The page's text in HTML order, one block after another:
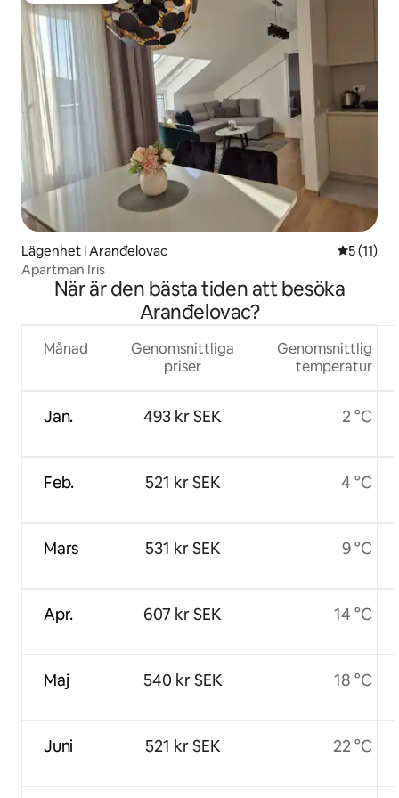
Lägenhet i Aranđelovac 5 av 5 i
5 (11)
Apartman Iris
När är den bästa tiden att besöka
Aranđelovac?
Månad
Jan.
Feb.
Mars
Apr.
Maj
Juni
Genomsnittliga
priser
493 kr SEK
521 kr SEK
531 kr SEK
607 kr SEK
540 kr SEK
521 kr SEK
Genomsnittlig
temperatur
2 °C
4 °C
9 °C
14 °C
18 °C
22 °C